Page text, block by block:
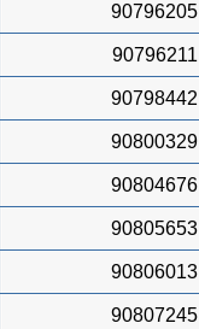
90796205
90796211
90798442
90800329
90804676
90805653
90806013
90807245